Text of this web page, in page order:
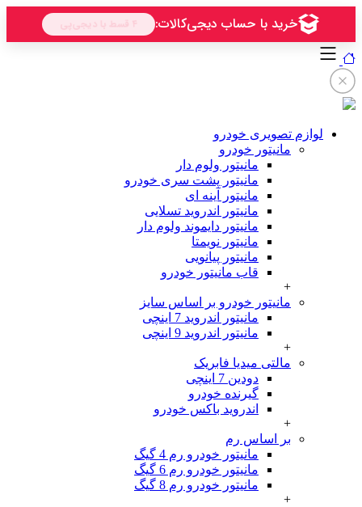
لوازم تصویری خودرو
مانیتور خودرو
مانیتور ولوم دار
مانیتور پشت سری خودرو
مانیتور آینه ای
مانیتور اندروید تسلایی
مانیتور دایموند ولوم دار
مانیتور نویمتا
مانیتور پیانویی
قاب مانیتور خودرو
+
مانیتور خودرو بر اساس سایز
مانیتور اندروید 7 اینچی
مانیتور اندروید 9 اینچی
+
مالتی میدیا فابریک
دودین 7 اینچی
گیرنده خودرو
اندروید باکس خودرو
+
بر اساس رم
مانیتور خودرو رم 4 گیگ
مانیتور خودرو رم 6 گیگ
مانیتور خودرو رم 8 گیگ
+